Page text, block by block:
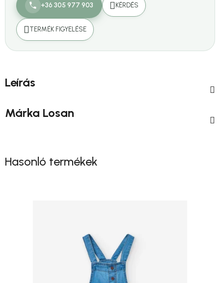
+36 305 977 903 KÉRDÉS
TERMÉK FIGYELÉSE
Leírás
Márka Losan
Hasonló termékek